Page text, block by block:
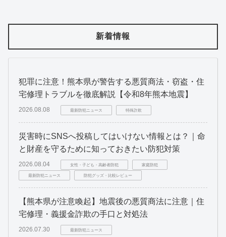
新着情報
犯罪に注意！熊本県が警告する悪質商法・窃盗・住
宅修理トラブルを徹底解説【令和8年熊本地震】
2026.08.08 最新防犯ニュース 特殊詐欺
災害時にSNSへ投稿してはいけない情報とは？｜命
と財産を守るために知っておきたい防犯対策
2026.08.04 女性・子ども・高齢者防犯 家庭防犯
最新防犯ニュース 防犯グッズ・比較レビュー
【熊本県が注意喚起】地震後の悪質商法に注意｜住
宅修理・義援金詐欺の手口と対処法
2026.07.30 最新防犯ニュース